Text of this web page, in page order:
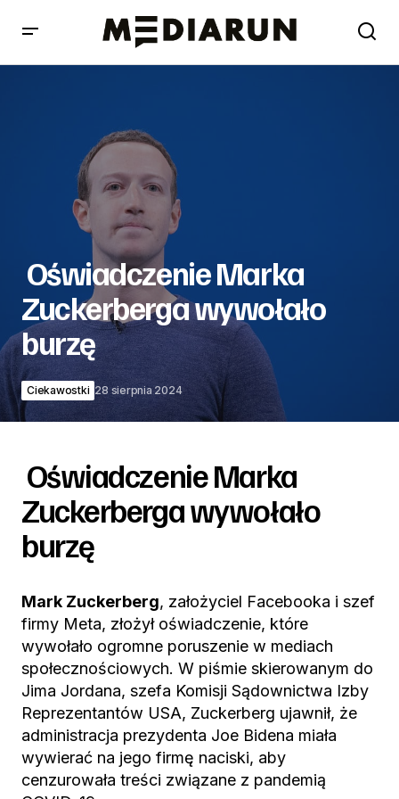
Oświadczenie Marka
Zuckerberga wywołało
burzę
Ciekawostki 28 sierpnia 2024
Oświadczenie Marka
Zuckerberga wywołało
burzę
Mark Zuckerberg, założyciel Facebooka i szef
firmy Meta, złożył oświadczenie, które
wywołało ogromne poruszenie w mediach
społecznościowych. W piśmie skierowanym do
Jima Jordana, szefa Komisji Sądownictwa Izby
Reprezentantów USA, Zuckerberg ujawnił, że
administracja prezydenta Joe Bidena miała
wywierać na jego firmę naciski, aby
cenzurowała treści związane z pandemią